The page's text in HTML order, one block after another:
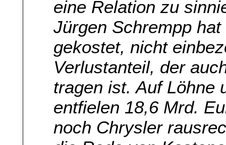
eine Relation zu
Jürgen Schrempp
gekostet, nicht
Verlustanteil, der
tragen ist. Auf Löhne
entfielen 18,6 Mrd.
noch Chrysler